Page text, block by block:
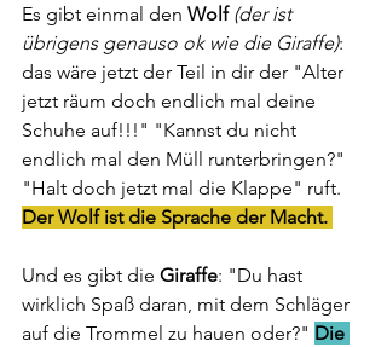
Es gibt einmal den Wolf (der ist
übrigens genauso ok wie die Giraffe):
das wäre jetzt der Teil in dir der "Alter
jetzt räum doch endlich mal deine
Schuhe auf!!!" "Kannst du nicht
endlich mal den Müll runterbringen?"
"Halt doch jetzt mal die Klappe" ruft.
Der Wolf ist die Sprache der Macht.
Und es gibt die Giraffe: "Du hast
wirklich Spaß daran, mit dem Schläger
auf die Trommel zu hauen oder?" Die